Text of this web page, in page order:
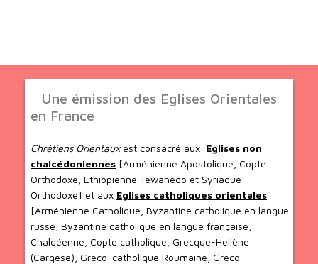
Une émission des Eglises Orientales
en France
Chrétiens Orientauxest consacré aux Eglises non
chalcédoniennes [Arménienne Apostolique, Copte
Orthodoxe, Ethiopienne Tewahedo et Syriaque
Orthodoxe] et aux Eglises catholiques orientales
[Arménienne Catholique, Byzantine catholique en langue
russe, Byzantine catholique en langue française,
Chaldéenne, Copte catholique, Grecque-Hellène
(Cargèse), Greco-catholique Roumaine, Greco-